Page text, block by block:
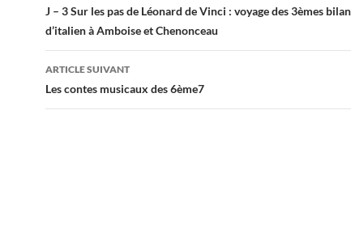
des
articles
J – 3 Sur les pas de Léonard de Vinci : voyage des 3èmes
d’italien à Amboise et Chenonceau
ARTICLE SUIVANT
Les contes musicaux des 6ème7